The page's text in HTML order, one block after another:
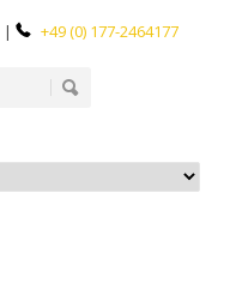
| +49 (0) 177-2464177